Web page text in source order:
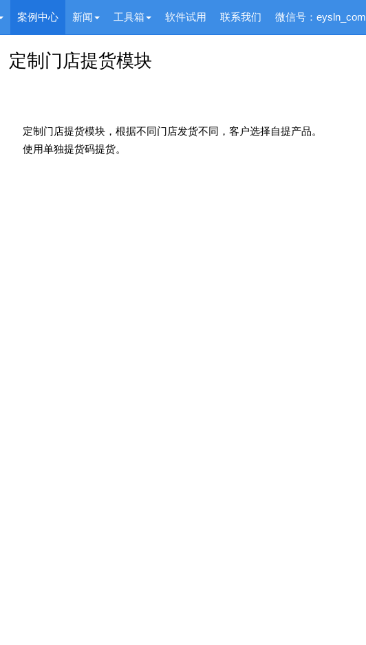
案例中心 新闻 工具箱 软件试用 联系我们 微信号：eysln_com
定制门店提货模块
定制门店提货模块，根据不同门店发货不同，客户选择自提产品。
使用单独提货码提货。